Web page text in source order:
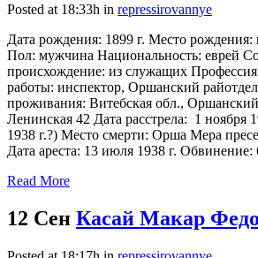
Posted at 18:33h in repressirovannye
Дата рождения: 1899 г. Место
Пол: мужчина Национальность: еврей
происхождение: из служащих
работы: инспектор, Оршанский
проживания: Витебская обл.,
Ленинская 42 Дата расстрела: 1 ноября
1938 г.?) Место смерти: Орша Мера
Дата ареста: 13 июля 1938 г. Обвинение:
Read More
12 Сен Касай Макар